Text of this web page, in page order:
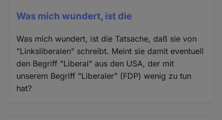
Was mich wundert, ist die
Was mich wundert, ist die Tatsache, daß sie von
"Linksliberalen" schreibt. Meint sie damit eventuell
den Begriff "Liberal" aus den USA, der mit
unserem Begriff "Liberaler" (FDP) wenig zu tun
hat?